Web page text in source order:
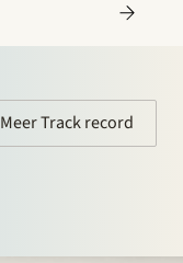
Meer Track record